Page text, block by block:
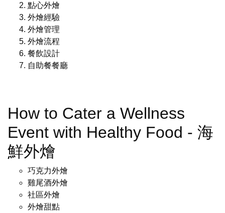
點心外燴
外燴經驗
外燴管理
外燴流程
餐飲設計
自助餐餐廳
How to Cater a Wellness
Event with Healthy Food - 海
鮮外燴
巧克力外燴
雞尾酒外燴
社區外燴
外燴甜點